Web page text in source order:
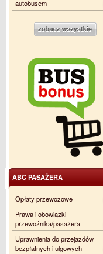
autobusem
ABC PASAŻERA
Opłaty przewozowe
Prawa i obowiązki
przewoźnika/pasażera
Uprawnienia do przejazdów
bezpłatnych i ulgowych